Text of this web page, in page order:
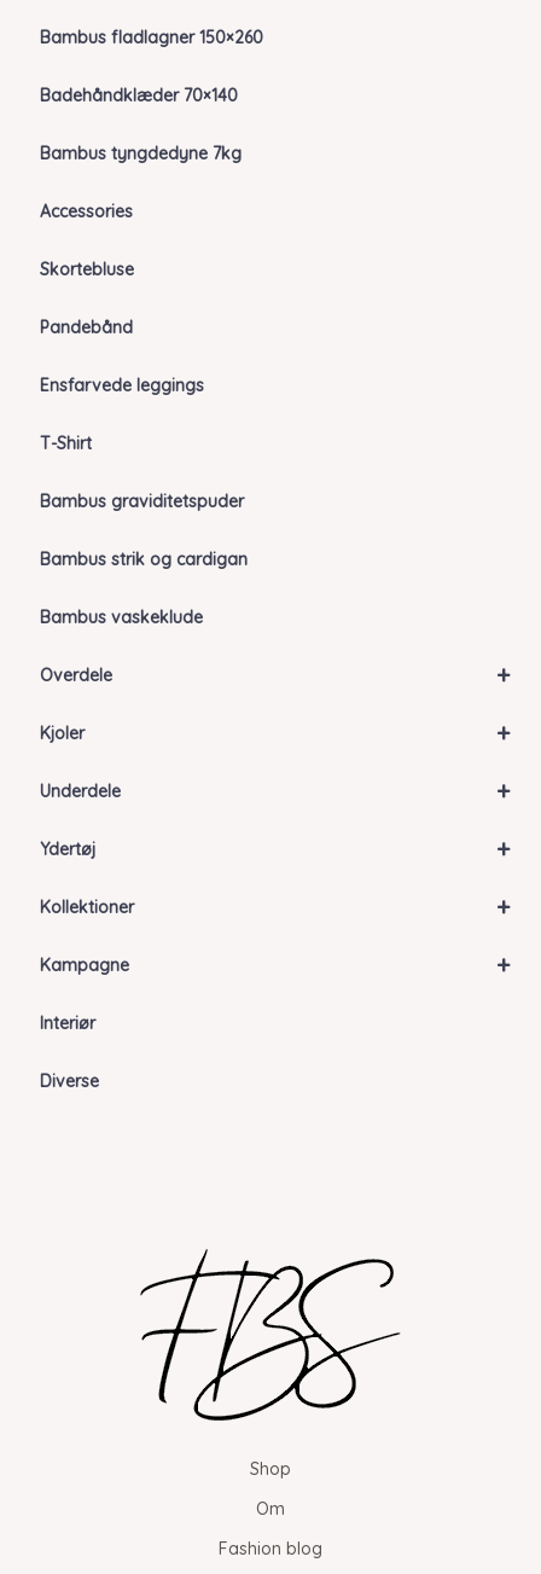
Bambus fladlagner 150×260
Badehåndklæder 70×140
Bambus tyngdedyne 7kg
Accessories
Skortebluse
Pandebånd
Ensfarvede leggings
T-Shirt
Bambus graviditetspuder
Bambus strik og cardigan
Bambus vaskeklude
+
Overdele
+
Kjoler
+
Underdele
+
Ydertøj
+
Kollektioner
+
Kampagne
Interiør
Diverse
Shop
Om
Fashion blog